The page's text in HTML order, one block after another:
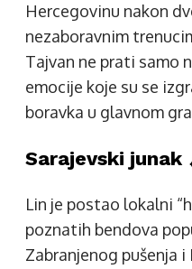
Hercegovinu nakon
nezaboravnim
Tajvan ne prati samo
emocije koje su se
boravka u glavnom
Sarajevski junak
Lin je postao lokalni
poznatih bendova
Zabranjenog pušenja